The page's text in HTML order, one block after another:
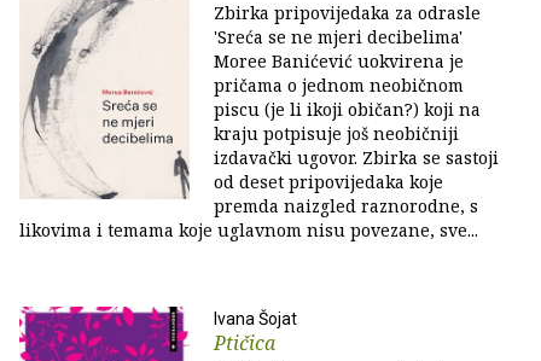
Zbirka pripovijedaka za odrasle
'Sreća se ne mjeri decibelima'
Moree Banićević uokvirena je
pričama o jednom neobičnom
piscu (je li ikoji običan?) koji na
kraju potpisuje još neobičniji
izdavački ugovor. Zbirka se sastoji
od deset pripovijedaka koje
premda naizgled raznorodne, s
likovima i temama koje uglavnom nisu povezane, sve...
Ivana Šojat
Ptičica